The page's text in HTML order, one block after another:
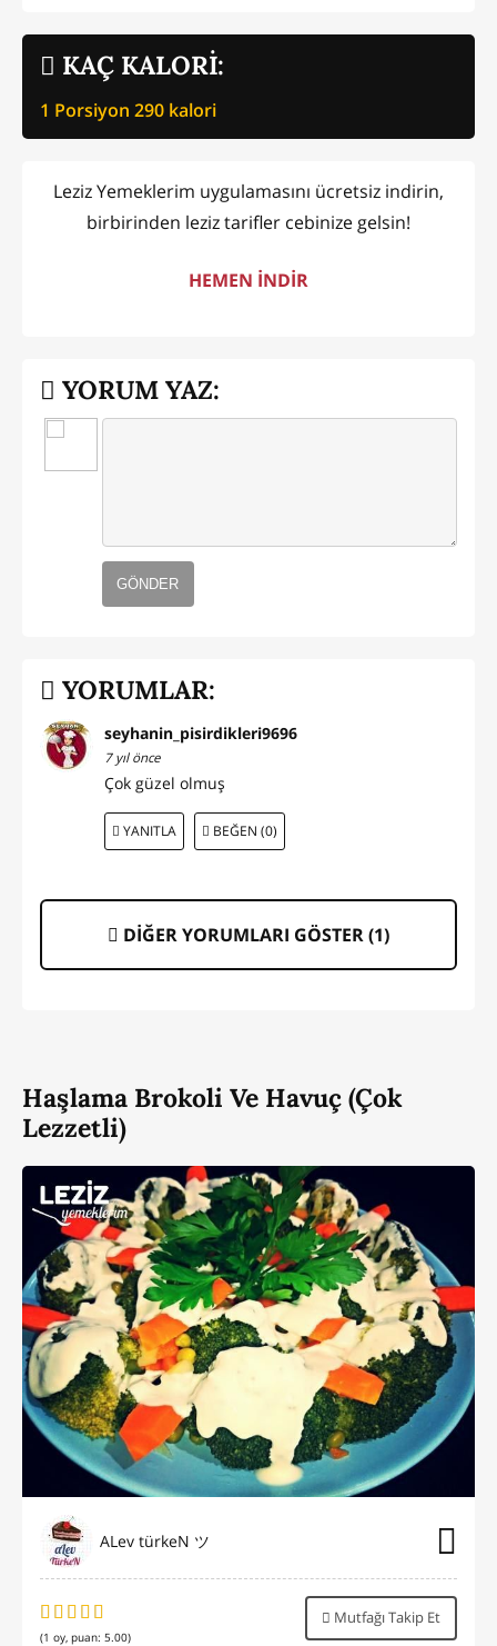
KAÇ KALORİ:
1 Porsiyon 290 kalori
Leziz Yemeklerim uygulamasını ücretsiz indirin,
birbirinden leziz tarifler cebinize gelsin!
HEMEN İNDİR
YORUM YAZ:
GÖNDER
YORUMLAR:
seyhanin_pisirdikleri9696
7 yıl önce
Çok güzel olmuş
YANITLA BEĞEN (0)
DİĞER YORUMLARI GÖSTER (1)
Haşlama Brokoli Ve Havuç (Çok
Lezzetli)
ALev türkeN ツ
(1 oy, puan: 5.00)
Mutfağı Takip Et